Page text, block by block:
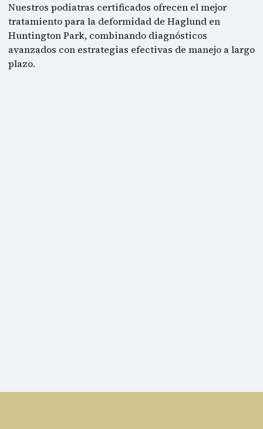
Nuestros podiatras certificados ofrecen el mejor
tratamiento para la deformidad de Haglund en
Huntington Park, combinando diagnósticos
avanzados con estrategias efectivas de manejo a largo
plazo.